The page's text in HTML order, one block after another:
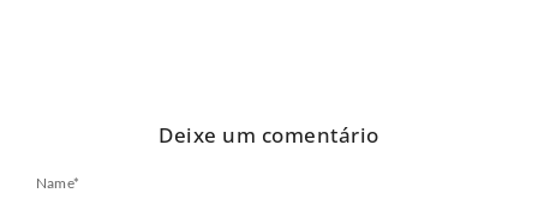
Deixe um comentário
Name*